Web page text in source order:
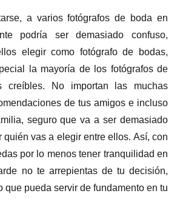
a varios fotógrafos de boda en
podría ser demasiado confuso,
elegir como fotógrafo de bodas,
la mayoría de los fotógrafos de
creíbles. No importan las muchas
de tus amigos e incluso
seguro que va a ser demasiado
quién vas a elegir entre ellos. Así, con
por lo menos tener tranquilidad en
no te arrepientas de tu decisión,
que pueda servir de fundamento en tu